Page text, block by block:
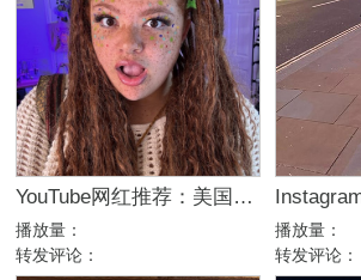
YouTube网红推荐：美国生活方式Vlog博主，200万粉家庭达人合作
播放量：
转发评论：
播放量：
转发评论：